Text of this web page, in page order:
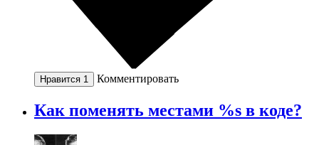
Нравится 1 Комментировать
Как поменять местами %s в коде?